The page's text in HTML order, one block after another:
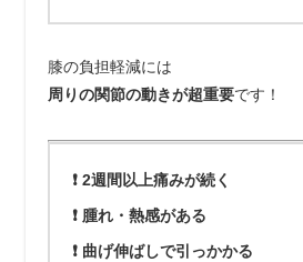
膝の負担軽減には
周りの関節の動きが超重要です！
❗ 2週間以上痛みが続く
❗ 腫れ・熱感がある
❗ 曲げ伸ばしで引っかかる